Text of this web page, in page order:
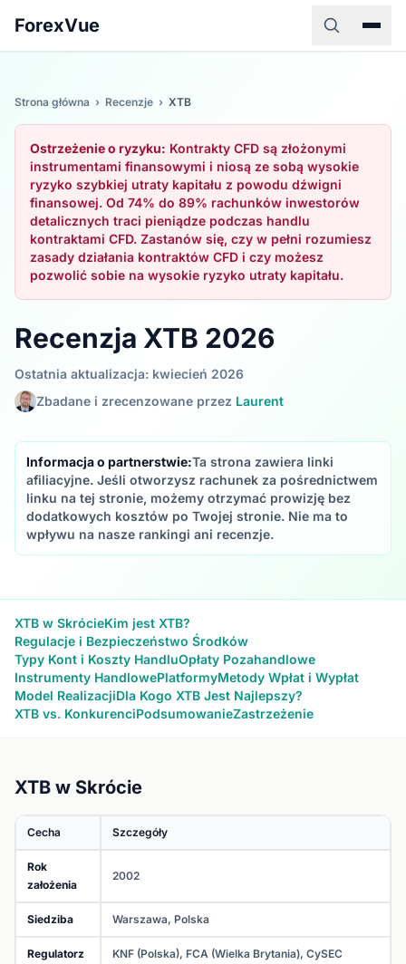
ForexVue
Strona główna › Recenzje › XTB
Ostrzeżenie o ryzyku: Kontrakty CFD są złożonymi
instrumentami finansowymi i niosą ze sobą wysokie
ryzyko szybkiej utraty kapitału z powodu dźwigni
finansowej. Od 74% do 89% rachunków inwestorów
detalicznych traci pieniądze podczas handlu
kontraktami CFD. Zastanów się, czy w pełni rozumiesz
zasady działania kontraktów CFD i czy możesz
pozwolić sobie na wysokie ryzyko utraty kapitału.
Recenzja XTB 2026
Ostatnia aktualizacja: kwiecień 2026
Zbadane i zrecenzowane przez Laurent
Informacja o partnerstwie:Ta strona zawiera linki
afiliacyjne. Jeśli otworzysz rachunek za pośrednictwem
linku na tej stronie, możemy otrzymać prowizję bez
dodatkowych kosztów po Twojej stronie. Nie ma to
wpływu na nasze rankingi ani recenzje.
XTB w SkrócieKim jest XTB?
Regulacje i Bezpieczeństwo Środków
Typy Kont i Koszty HandluOpłaty Pozahandlowe
Instrumenty HandlowePlatformyMetody Wpłat i Wypłat
Model RealizacjiDla Kogo XTB Jest Najlepszy?
XTB vs. KonkurenciPodsumowanieZastrzeżenie
XTB w Skrócie
Cecha Szczegóły
Rok
założenia
2002
Siedziba Warszawa, Polska
Regulatorz
KNF (Polska), FCA (Wielka Brytania), CySEC